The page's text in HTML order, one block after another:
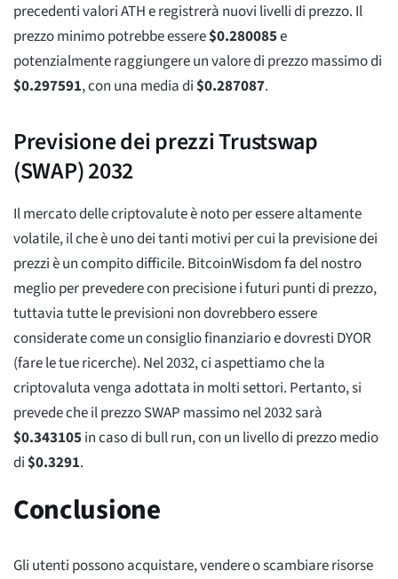
precedenti valori ATH e registrerà nuovi livelli di prezzo. Il
prezzo minimo potrebbe essere$0.280085e
potenzialmente raggiungere un valore di prezzo massimo di
$0.297591, con una media di$0.287087.
Previsione dei prezzi Trustswap
(SWAP) 2032
Il mercato delle criptovalute è noto per essere altamente
volatile, il che è uno dei tanti motivi per cui la previsione dei
prezzi è un compito difficile. BitcoinWisdom fa del nostro
meglio per prevedere con precisione i futuri punti di prezzo,
tuttavia tutte le previsioni non dovrebbero essere
considerate come un consiglio finanziario e dovresti DYOR
(fare le tue ricerche). Nel 2032, ci aspettiamo che la
criptovaluta venga adottata in molti settori. Pertanto, si
prevede che il prezzo SWAP massimo nel 2032 sarà
$0.343105in caso di bull run, con un livello di prezzo medio
di$0.3291.
Conclusione
Gli utenti possono acquistare, vendere o scambiare risorse